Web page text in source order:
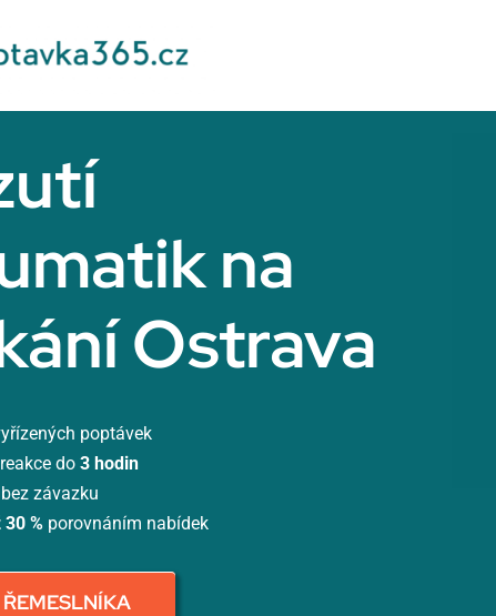
na
Ostrava
poptávek
do 3 hodin
závazku
30 %porovnáním nabídek